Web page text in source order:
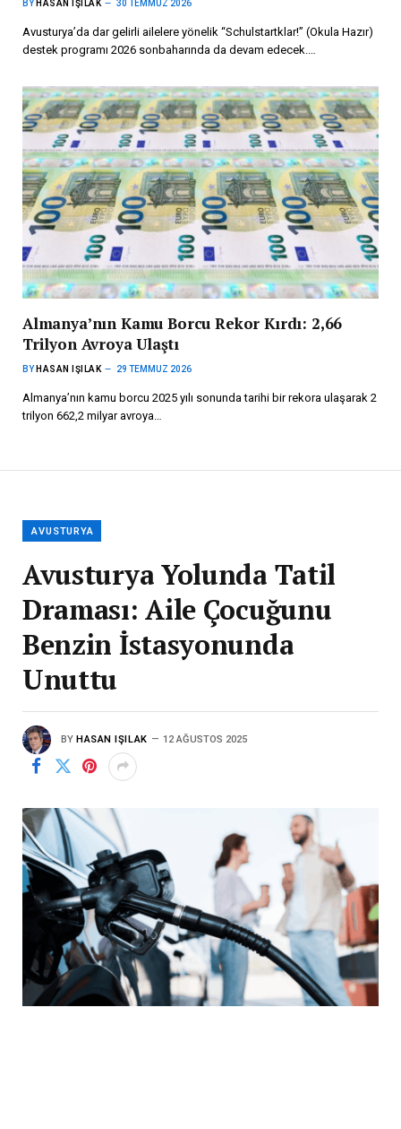
BY HASAN IŞILAK 30 TEMMUZ 2026
Avusturya’da dar gelirli ailelere yönelik “Schulstartklar!” (Okula Hazır)
destek programı 2026 sonbaharında da devam edecek.…
Almanya’nın Kamu Borcu Rekor Kırdı: 2,66
Trilyon Avroya Ulaştı
BY HASAN IŞILAK 29 TEMMUZ 2026
Almanya’nın kamu borcu 2025 yılı sonunda tarihi bir rekora ulaşarak 2
trilyon 662,2 milyar avroya…
AVUSTURYA
Avusturya Yolunda Tatil
Draması: Aile Çocuğunu
Benzin İstasyonunda
Unuttu
BY HASAN IŞILAK 12 AĞUSTOS 2025